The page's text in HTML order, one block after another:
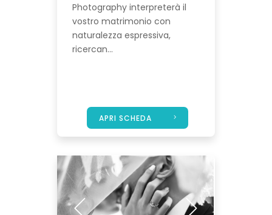
Photography interpreterà il
vostro matrimonio con
naturalezza espressiva,
ricercan...
APRI SCHEDA